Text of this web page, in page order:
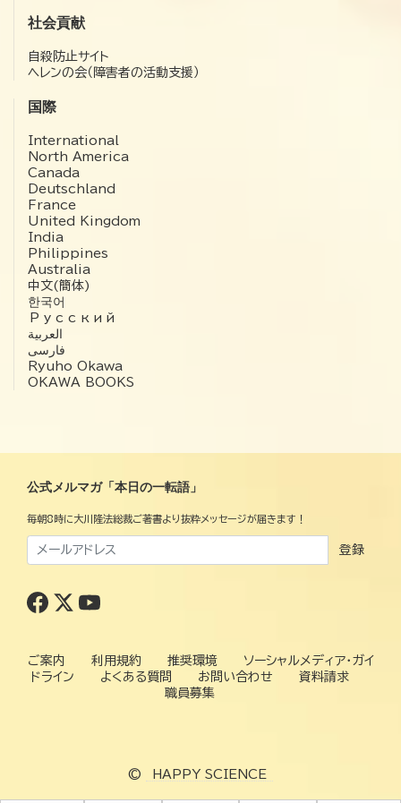
社会貢献
自殺防止サイト
ヘレンの会（障害者の活動支援）
国際
International
North America
Canada
Deutschland
France
United Kingdom
India
Philippines
Australia
中文(簡体)
한국어
Русский
العربية‏
فارسی
Ryuho Okawa
OKAWA BOOKS
公式メルマガ「本日の一転語」
毎朝8時に大川隆法総裁ご著書より抜粋メッセージが届きます！
登録
ご案内 利用規約 推奨環境
ソーシャルメディア・ガイ
ドライン
よくある質問 お問い合わせ
資料請求
職員募集
© HAPPY SCIENCE